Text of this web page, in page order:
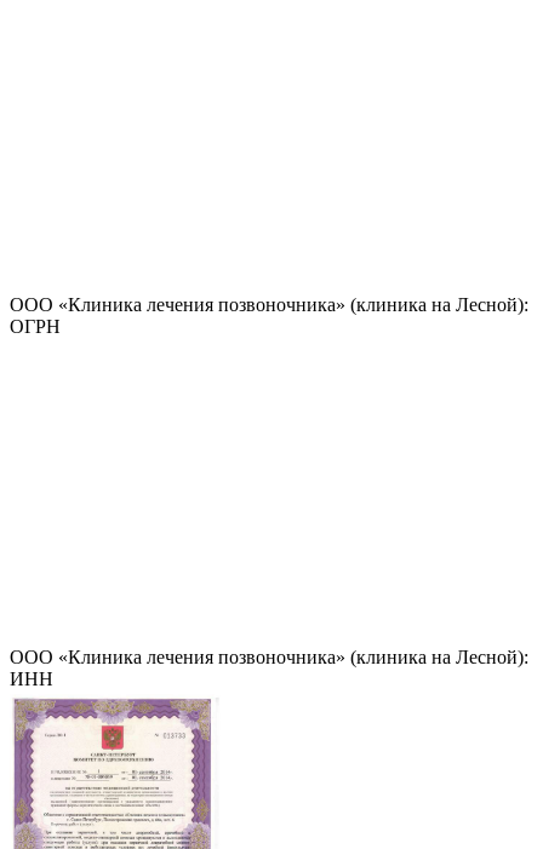
ООО «Клиника лечения позвоночника» (клиника на Лесной):
ОГРН
ООО «Клиника лечения позвоночника» (клиника на Лесной):
ИНН